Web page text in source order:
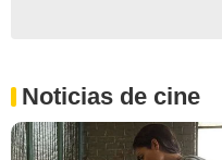
Noticias de cine